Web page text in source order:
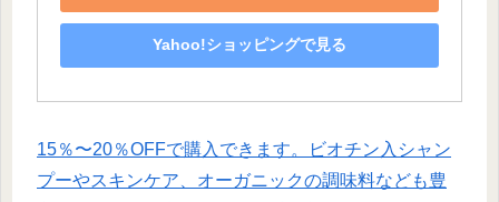
Yahoo!ショッピングで見る
15％〜20％OFFで購入できます。ビオチン入シャン
プーやスキンケア、オーガニックの調味料なども豊